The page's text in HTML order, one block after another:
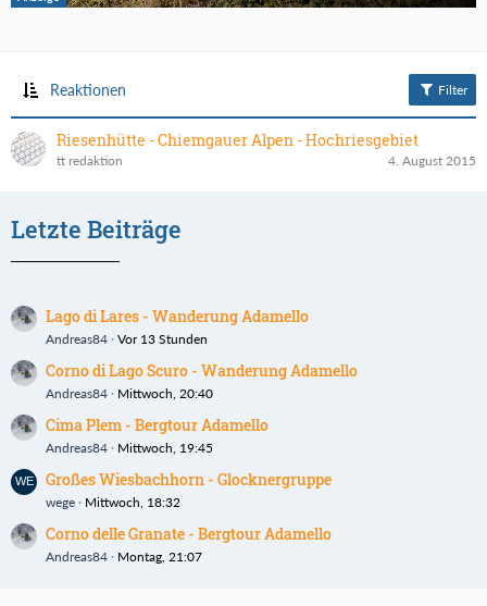
Reaktionen Filter
Riesenhütte - Chiemgauer Alpen - Hochriesgebiet
tt redaktion 4. August 2015
Letzte Beiträge
Lago di Lares - Wanderung Adamello
Andreas84 Vor 13 Stunden
Corno di Lago Scuro - Wanderung Adamello
Andreas84 Mittwoch, 20:40
Cima Plem - Bergtour Adamello
Andreas84 Mittwoch, 19:45
Großes Wiesbachhorn - Glocknergruppe
wege Mittwoch, 18:32
Corno delle Granate - Bergtour Adamello
Andreas84 Montag, 21:07